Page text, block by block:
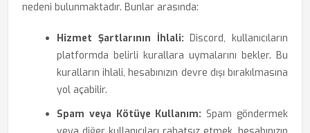
nedeni bulunmaktadır. Bunlar arasında:
Hizmet Şartlarının İhlali: Discord, kullanıcıların
platformda belirli kurallara uymalarını bekler. Bu
kuralların ihlali, hesabınızın devre dışı bırakılmasına
yol açabilir.
Spam veya Kötüye Kullanım: Spam göndermek